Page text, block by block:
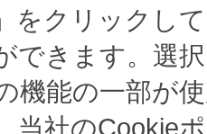
をクリックし
できます。選
機能の一部が
当社のCookie